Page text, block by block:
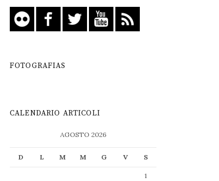
FOTOGRAFIAS
CALENDARIO ARTICOLI
AGOSTO 2026
D L M M G V S
1